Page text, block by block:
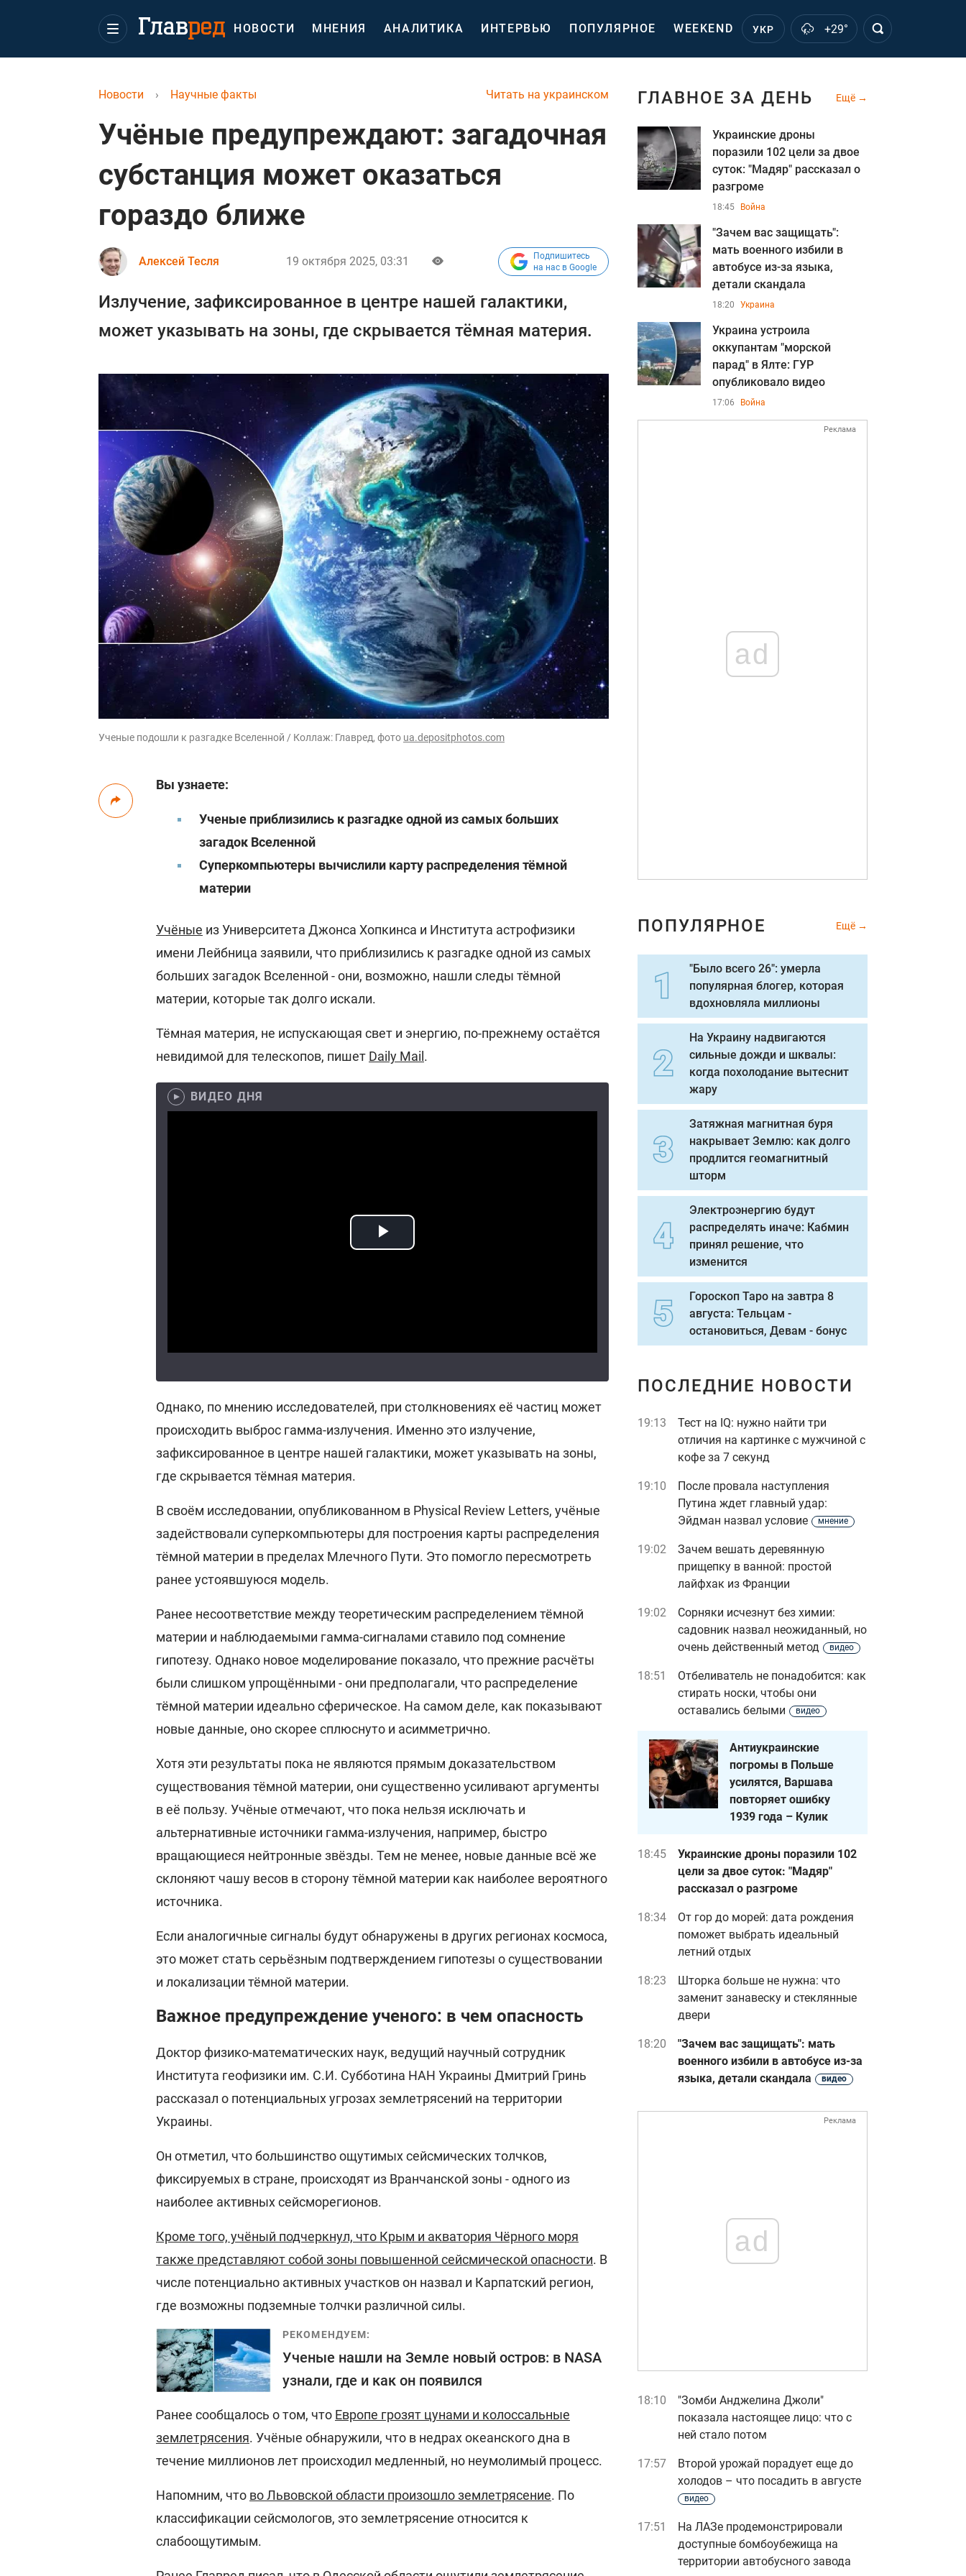
НОВОСТИ МНЕНИЯ АНАЛИТИКА ИНТЕРВЬЮ ПОПУЛЯРНОЕ WEEKEND УКР +29°
Читать на украинском
Новости › Научные факты
Учёные предупреждают: загадочная
субстанция может оказаться
гораздо ближе
Алексей Тесля 19 октября 2025, 03:31
Подпишитесь
на нас в Google
Излучение, зафиксированное в центре нашей галактики,
может указывать на зоны, где скрывается тёмная материя.
Ученые подошли к разгадке Вселенной / Коллаж: Главред, фото ua.depositphotos.com
Вы узнаете:
Ученые приблизились к разгадке одной из самых больших
загадок Вселенной
Суперкомпьютеры вычислили карту распределения тёмной
материи
Учёные из Университета Джонса Хопкинса и Института астрофизики
имени Лейбница заявили, что приблизились к разгадке одной из самых
больших загадок Вселенной - они, возможно, нашли следы тёмной
материи, которые так долго искали.
Тёмная материя, не испускающая свет и энергию, по-прежнему остаётся
невидимой для телескопов, пишет Daily Mail .
ВИДЕО ДНЯ
Однако, по мнению исследователей, при столкновениях её частиц может
происходить выброс гамма-излучения. Именно это излучение,
зафиксированное в центре нашей галактики, может указывать на зоны,
где скрывается тёмная материя.
В своём исследовании, опубликованном в Physical Review Letters, учёные
задействовали суперкомпьютеры для построения карты распределения
тёмной материи в пределах Млечного Пути. Это помогло пересмотреть
ранее устоявшуюся модель.
Ранее несоответствие между теоретическим распределением тёмной
материи и наблюдаемыми гамма-сигналами ставило под сомнение
гипотезу. Однако новое моделирование показало, что прежние расчёты
были слишком упрощёнными - они предполагали, что распределение
тёмной материи идеально сферическое. На самом деле, как показывают
новые данные, оно скорее сплюснуто и асимметрично.
Хотя эти результаты пока не являются прямым доказательством
существования тёмной материи, они существенно усиливают аргументы
в её пользу. Учёные отмечают, что пока нельзя исключать и
альтернативные источники гамма-излучения, например, быстро
вращающиеся нейтронные звёзды. Тем не менее, новые данные всё же
склоняют чашу весов в сторону тёмной материи как наиболее вероятного
источника.
Если аналогичные сигналы будут обнаружены в других регионах космоса,
это может стать серьёзным подтверждением гипотезы о существовании
и локализации тёмной материи.
Важное предупреждение ученого: в чем опасность
Доктор физико-математических наук, ведущий научный сотрудник
Института геофизики им. С.И. Субботина НАН Украины Дмитрий Гринь
рассказал о потенциальных угрозах землетрясений на территории
Украины.
Он отметил, что большинство ощутимых сейсмических толчков,
фиксируемых в стране, происходят из Вранчанской зоны - одного из
наиболее активных сейсморегионов.
Кроме того, учёный подчеркнул, что Крым и акватория Чёрного моря
также представляют собой зоны повышенной сейсмической опасности. В
числе потенциально активных участков он назвал и Карпатский регион,
где возможны подземные толчки различной силы.
РЕКОМЕНДУЕМ:
Ученые нашли на Земле новый остров: в NASA
узнали, где и как он появился
Ранее сообщалось о том, что Европе грозят цунами и колоссальные
землетрясения. Учёные обнаружили, что в недрах океанского дна в
течение миллионов лет происходил медленный, но неумолимый процесс.
Напомним, что во Львовской области произошло землетрясение. По
классификации сейсмологов, это землетрясение относится к
слабоощутимым.
ГЛАВНОЕ ЗА ДЕНЬ Ещё
Украинские дроны
поразили 102 цели за двое
суток: "Мадяр" рассказал о
разгроме
18:45 Война
"Зачем вас защищать":
мать военного избили в
автобусе из-за языка,
детали скандала
18:20 Украина
Украина устроила
оккупантам "морской
парад" в Ялте: ГУР
опубликовало видео
17:06 Война
Реклама
ad
ПОПУЛЯРНОЕ Ещё
"Было всего 26": умерла
популярная блогер, которая
вдохновляла миллионы
На Украину надвигаются
сильные дожди и шквалы:
когда похолодание вытеснит
жару
Затяжная магнитная буря
накрывает Землю: как долго
продлится геомагнитный
шторм
Электроэнергию будут
распределять иначе: Кабмин
принял решение, что
изменится
Гороскоп Таро на завтра 8
августа: Тельцам -
остановиться, Девам - бонус
ПОСЛЕДНИЕ НОВОСТИ
19:13
Тест на IQ: нужно найти три
отличия на картинке с мужчиной с
кофе за 7 секунд
19:10
После провала наступления
Путина ждет главный удар:
Эйдман назвал условие
мнение
19:02
Зачем вешать деревянную
прищепку в ванной: простой
лайфхак из Франции
19:02
Сорняки исчезнут без химии:
садовник назвал неожиданный, но
очень действенный метод
видео
18:51
Отбеливатель не понадобится: как
стирать носки, чтобы они
оставались белыми
видео
Антиукраинские
погромы в Польше
усилятся, Варшава
повторяет ошибку
1939 года – Кулик
18:45
Украинские дроны поразили 102
цели за двое суток: "Мадяр"
рассказал о разгроме
18:34
От гор до морей: дата рождения
поможет выбрать идеальный
летний отдых
18:23
Шторка больше не нужна: что
заменит занавеску и стеклянные
двери
18:20
"Зачем вас защищать": мать
военного избили в автобусе из-за
языка, детали скандала
видео
Реклама
ad
18:10
"Зомби Анджелина Джоли"
показала настоящее лицо: что с
ней стало потом
17:57
Второй урожай порадует еще до
холодов – что посадить в августе
видео
17:51
На ЛАЗе продемонстрировали
доступные бомбоубежища на
территории автобусного завода